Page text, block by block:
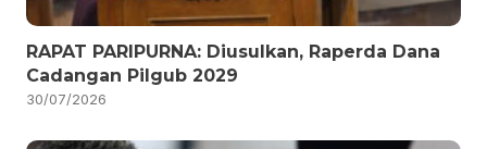
RAPAT PARIPURNA: Diusulkan, Raperda Dana
Cadangan Pilgub 2029
30/07/2026